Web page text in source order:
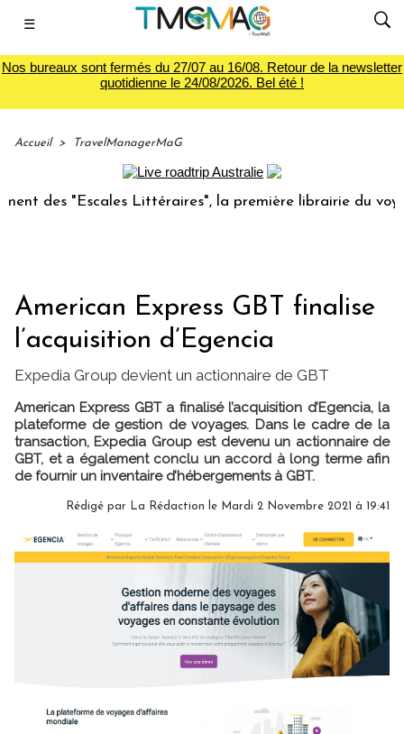
☰
Nos bureaux sont fermés du 27/07 au 16/08. Retour de la newsletter
quotidienne le 24/08/2026. Bel été !
Accueil > TravelManagerMaG
des "Escales Littéraires", la première librairie du voyage
American Express GBT finalise
l’acquisition d’Egencia
Expedia Group devient un actionnaire de GBT
American Express GBT a finalisé l’acquisition d’Egencia, la
plateforme de gestion de voyages. Dans le cadre de la
transaction, Expedia Group est devenu un actionnaire de
GBT, et a également conclu un accord à long terme afin
de fournir un inventaire d’hébergements à GBT.
Rédigé par La Rédaction le Mardi 2 Novembre 2021 à 19:41